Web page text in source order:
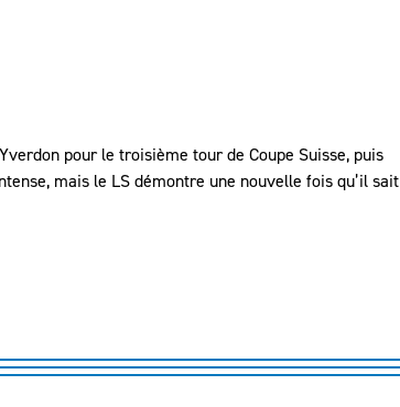
pour le troisième tour de Coupe Suisse, puis
mais le LS démontre une nouvelle fois qu’il sait